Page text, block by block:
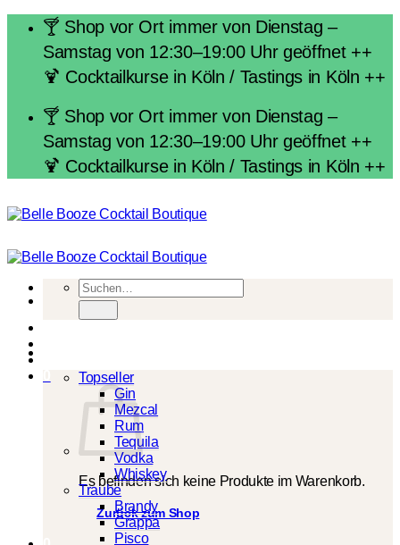
springen
🍸 Shop vor Ort immer von Dienstag –
Samstag von 12:30–19:00 Uhr geöffnet ++
🍹 Cocktailkurse in Köln / Tastings in Köln ++
🍸 Shop vor Ort immer von Dienstag –
Samstag von 12:30–19:00 Uhr geöffnet ++
🍹 Cocktailkurse in Köln / Tastings in Köln ++
Suchen
nach:
Es befinden sich keine Produkte im Warenkorb.
Zurück zum Shop
Topseller
Gin
Mezcal
Rum
Tequila
Vodka
Whiskey
Traube
Brandy
Grappa
Pisco